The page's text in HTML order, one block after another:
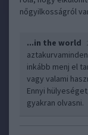
nőgyilkosságról
...in the world
inkább menj el
vagy valami
Ennyi
gyakran olvasni.